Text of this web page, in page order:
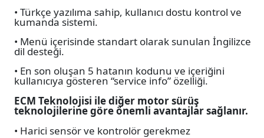
• Türkçe yazılıma sahip, kullanıcı dostu kontrol ve
kumanda sistemi.
• Menü içerisinde standart olarak sunulan İngilizce
dil desteği.
• En son oluşan 5 hatanın kodunu ve içeriğini
kullanıcıya gösteren “service info” özelliği.
ECM Teknolojisi ile diğer motor sürüş
teknolojilerine göre önemli avantajlar sağlanır.
• Harici sensör ve kontrolör gerekmez